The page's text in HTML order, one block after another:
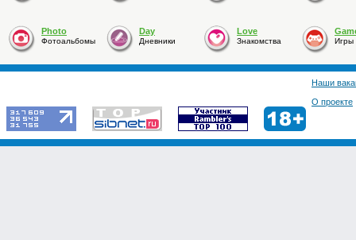
Photo
Фотоальбомы
Day
Дневники
Love
Знакомства Игры
Наши
О проекте